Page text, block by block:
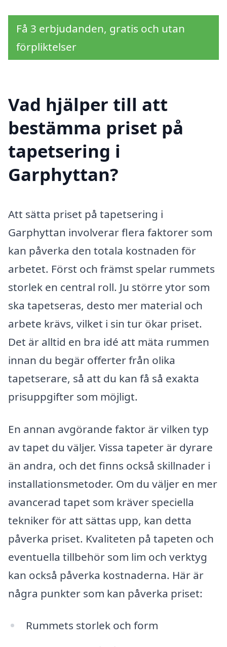
Få 3 erbjudanden, gratis och utan
förpliktelser
Vad hjälper till att
bestämma priset på
tapetsering i
Garphyttan?
Att sätta priset på tapetsering i
Garphyttan involverar flera faktorer som
kan påverka den totala kostnaden för
arbetet. Först och främst spelar rummets
storlek en central roll. Ju större ytor som
ska tapetseras, desto mer material och
arbete krävs, vilket i sin tur ökar priset.
Det är alltid en bra idé att mäta rummen
innan du begär offerter från olika
tapetserare, så att du kan få så exakta
prisuppgifter som möjligt.
En annan avgörande faktor är vilken typ
av tapet du väljer. Vissa tapeter är dyrare
än andra, och det finns också skillnader i
installationsmetoder. Om du väljer en mer
avancerad tapet som kräver speciella
tekniker för att sättas upp, kan detta
påverka priset. Kvaliteten på tapeten och
eventuella tillbehör som lim och verktyg
kan också påverka kostnaderna. Här är
några punkter som kan påverka priset:
Rummets storlek och form